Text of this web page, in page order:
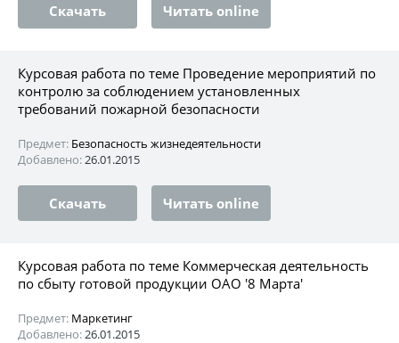
Скачать Читать online
Курсовая работа по теме Проведение мероприятий по
контролю за соблюдением установленных
требований пожарной безопасности
Предмет: Безопасность жизнедеятельности
Добавлено:26.01.2015
Скачать Читать online
Курсовая работа по теме Коммерческая деятельность
по сбыту готовой продукции ОАО '8 Марта'
Предмет: Маркетинг
Добавлено:26.01.2015